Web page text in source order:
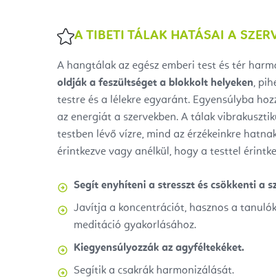
A TIBETI TÁLAK HATÁSAI A
A hangtálak az egész emberi test és tér
oldják a feszültséget a blokkolt helyeken,
testre és a lélekre egyaránt. Egyensúlyba
az energiát a szervekben. A tálak
testben lévő vízre, mind az érzékeinkre
érintkezve vagy anélkül, hogy a testtel
Segít enyhíteni a stresszt és csökkenti a
Javítja a koncentrációt, hasznos a
meditáció gyakorlásához.
Kiegyensúlyozzák az agyféltekéket.
Segítik a csakrák harmonizálását.